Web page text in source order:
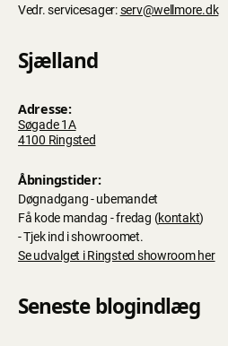
Vedr. servicesager:serv@wellmore.dk
Sjælland
Adresse:
Søgade 1A
4100 Ringsted
Åbningstider:
Døgnadgang - ubemandet
Få kode mandag - fredag (kontakt)
- Tjek ind i showroomet.
Se udvalget i Ringsted showroom her
Seneste blogindlæg